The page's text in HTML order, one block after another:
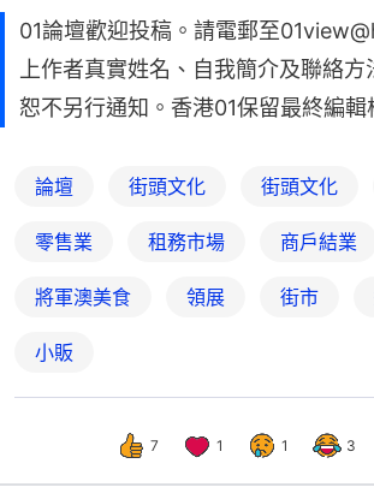
01論壇歡迎投稿。請電郵至
上作者真實姓名、自我簡介及聯絡方
恕不另行通知。香港01保留最終編輯
論壇 街頭文化 街頭文化
零售業 租務市場 商戶結業
將軍澳美食 領展 街市
小販
7 1 1 3